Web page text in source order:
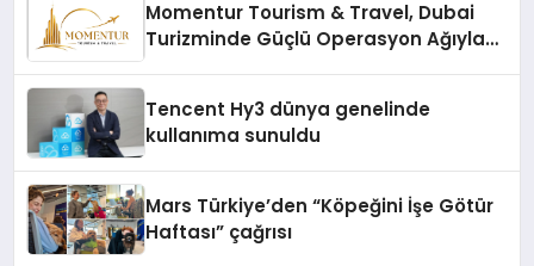
Momentur Tourism & Travel, Dubai
Turizminde Güçlü Operasyon Ağıyla
Tencent Hy3 dünya genelinde
kullanıma sunuldu
Mars Türkiye’den “Köpeğini İşe Götür
Haftası” çağrısı